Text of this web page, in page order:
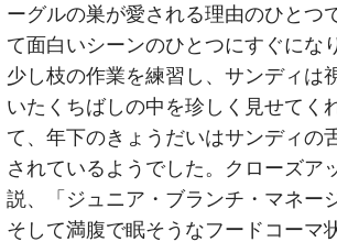
ーグルの巣が愛される理由のひとつ
て面白いシーンのひとつにすぐにな
少し枝の作業を練習し、サンディは
いたくちばしの中を珍しく見せてく
て、年下のきょうだいはサンディの
されているようでした。クローズア
説、「ジュニア・ブランチ・マネー
そして満腹で眠そうなフードコーマ